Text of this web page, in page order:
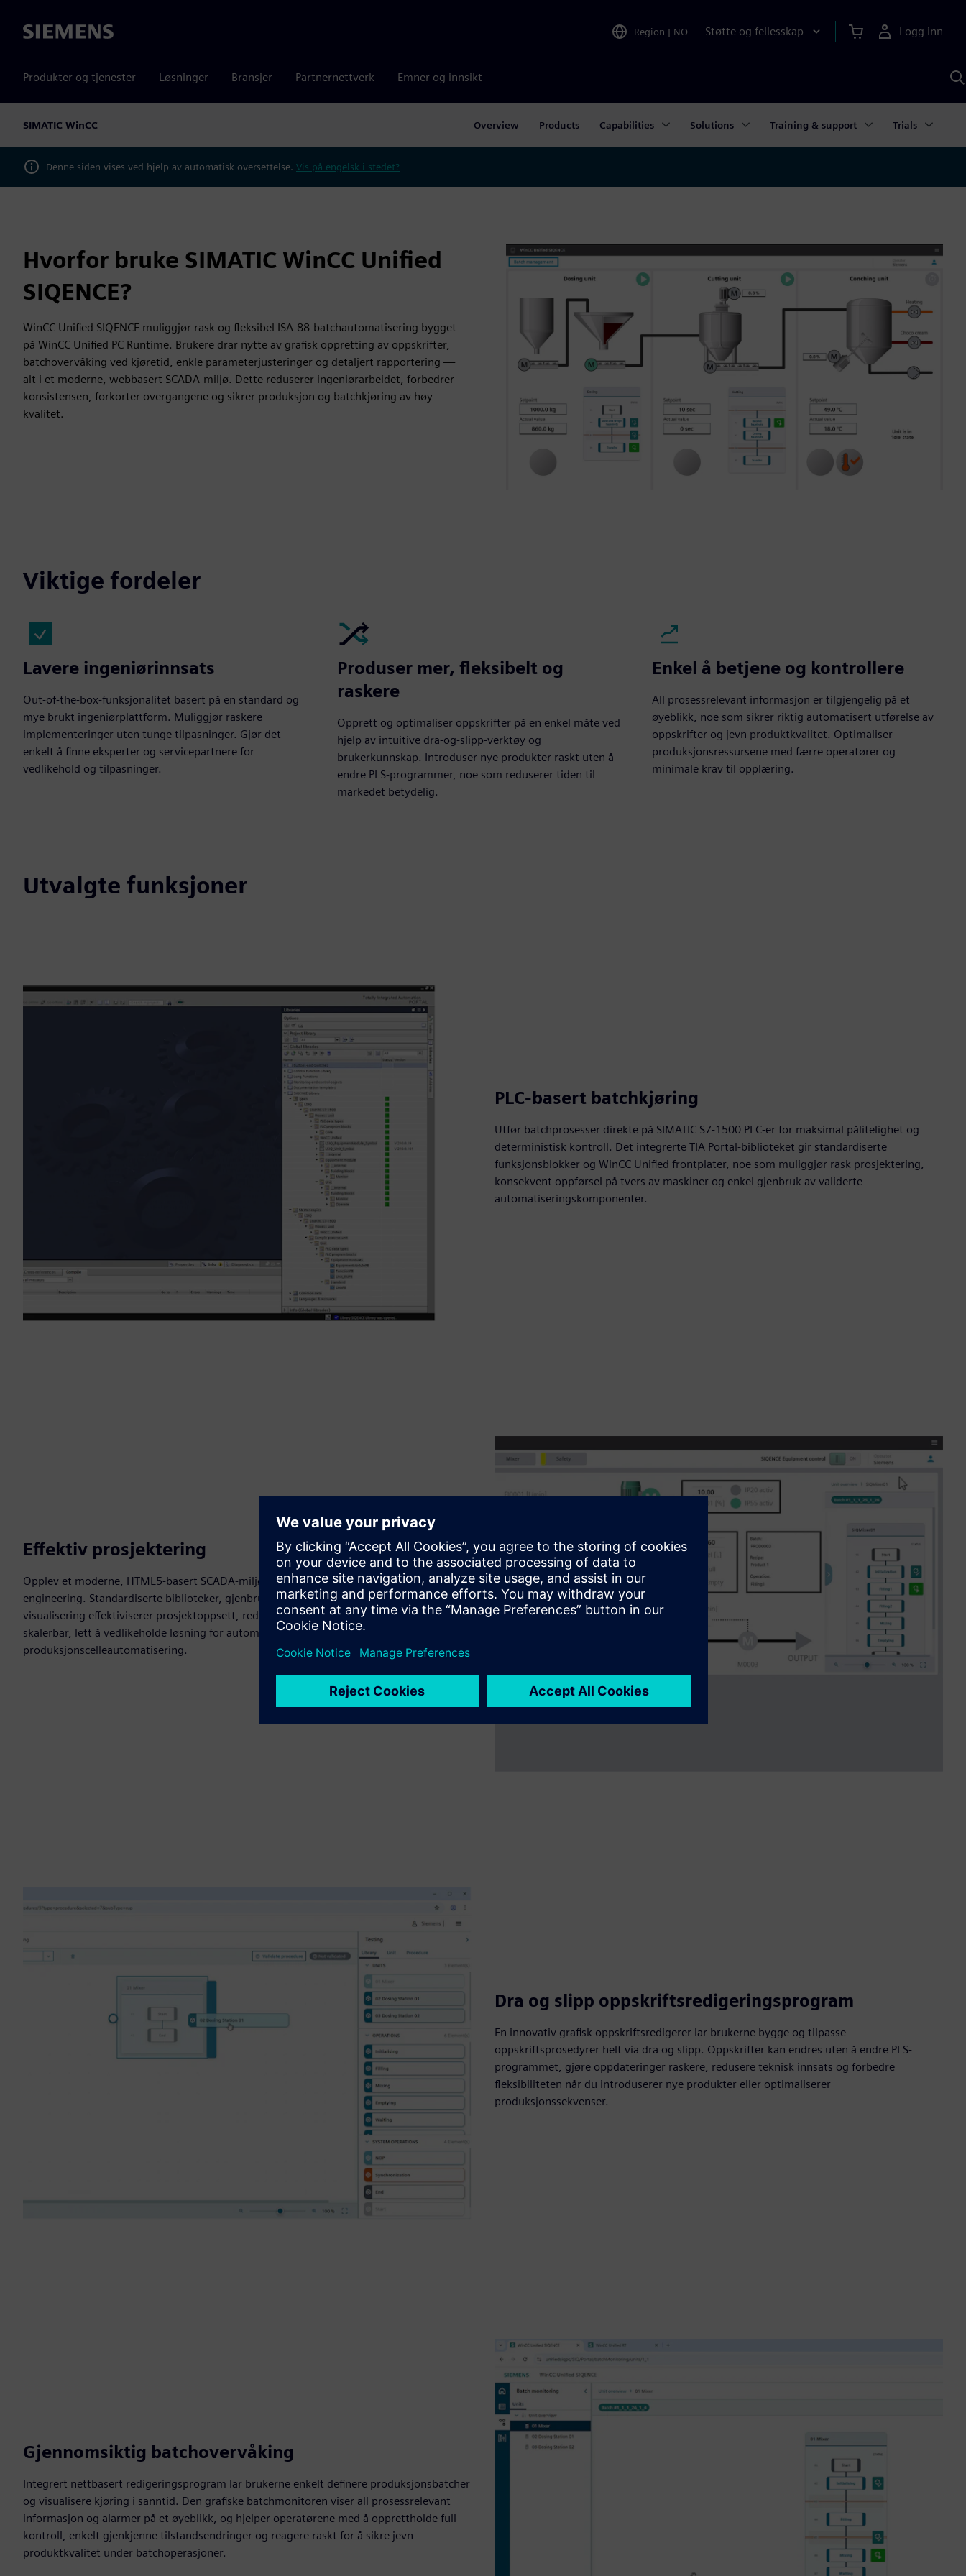
Siemens Region | NO Støtte og fellesskap Logg inn
Produkter og tjenester Løsninger Bransjer Partnernettverk Emner og innsikt
SIMATIC WinCC Overview Products Capabilities Solutions Training & support Trials
Denne siden vises ved hjelp av automatisk oversettelse. Vis på engelsk i stedet?
Hvorfor bruke SIMATIC WinCC Unified
SIQENCE?
WinCC Unified SIQENCE muliggjør rask og fleksibel ISA‑88-batchautomatisering bygget
på WinCC Unified PC Runtime. Brukere drar nytte av grafisk oppretting av oppskrifter,
batchovervåking ved kjøretid, enkle parameterjusteringer og detaljert rapportering —
alt i et moderne, webbasert SCADA-miljø. Dette reduserer ingeniørarbeidet, forbedrer
konsistensen, forkorter overgangene og sikrer produksjon og batchkjøring av høy
kvalitet.
Viktige fordeler
Lavere ingeniørinnsats
Out-of-the-box-funksjonalitet basert på en standard og
mye brukt ingeniørplattform. Muliggjør raskere
implementeringer uten tunge tilpasninger. Gjør det
enkelt å finne eksperter og servicepartnere for
vedlikehold og tilpasninger.
Produser mer, fleksibelt og
raskere
Opprett og optimaliser oppskrifter på en enkel måte ved
hjelp av intuitive dra-og-slipp-verktøy og
brukerkunnskap. Introduser nye produkter raskt uten å
endre PLS-programmer, noe som reduserer tiden til
markedet betydelig.
Enkel å betjene og kontrollere
All prosessrelevant informasjon er tilgjengelig på et
øyeblikk, noe som sikrer riktig automatisert utførelse av
oppskrifter og jevn produktkvalitet. Optimaliser
produksjonsressursene med færre operatører og
minimale krav til opplæring.
Utvalgte funksjoner
PLC-basert batchkjøring
Utfør batchprosesser direkte på SIMATIC S7-1500 PLC-er for maksimal pålitelighet og
deterministisk kontroll. Det integrerte TIA Portal-biblioteket gir standardiserte
funksjonsblokker og WinCC Unified frontplater, noe som muliggjør rask prosjektering,
konsekvent oppførsel på tvers av maskiner og enkel gjenbruk av validerte
automatiseringskomponenter.
Effektiv prosjektering
Opplev et moderne, HTML5-basert SCADA-miljø realisert med WinCC Unified
engineering. Standardiserte biblioteker, gjenbrukbare frontplater og konsekvent
visualisering effektiviserer prosjektoppsett, reduserer tilpasset utvikling og sikrer en
skalerbar, lett å vedlikeholde løsning for automatisering på prosessmaskinnivå og
produksjonscelleautomatisering.
Dra og slipp oppskriftsredigeringsprogram
En innovativ grafisk oppskriftsredigerer lar brukerne bygge og tilpasse
oppskriftsprosedyrer helt via dra og slipp. Oppskrifter kan endres uten å endre PLS-
programmet, gjøre oppdateringer raskere, redusere teknisk innsats og forbedre
fleksibiliteten når du introduserer nye produkter eller optimaliserer
produksjonssekvenser.
Gjennomsiktig batchovervåking
Integrert nettbasert redigeringsprogram lar brukerne enkelt definere produksjonsbatcher
og visualisere kjøring i sanntid. Den grafiske batchmonitoren viser all prosessrelevant
informasjon og alarmer på et øyeblikk, og hjelper operatørene med å opprettholde full
kontroll, enkelt gjenkjenne tilstandsendringer og reagere raskt for å sikre jevn
produktkvalitet under batchoperasjoner.